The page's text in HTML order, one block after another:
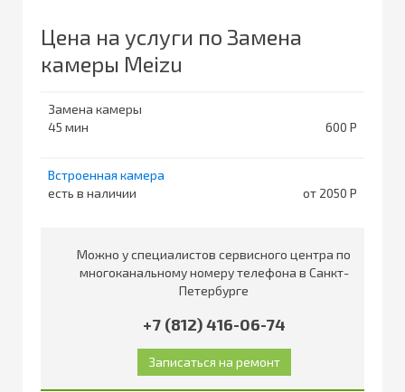
Цена на услуги по Замена
камеры Meizu
Замена камеры
45
600
Встроенная камера
есть в наличии
от 2050
Можно у специалистов сервисного центра по
многоканальному номеру телефона в Санкт-
Петербурге
+7 (812) 416-06-74